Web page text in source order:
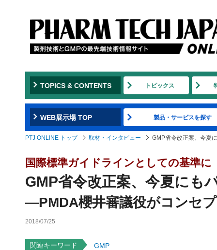
TOPICS & CONTENTS トピックス
WEB展示場 TOP 製品・サービスを探す
PTJ ONLINE トップ 取材・インタビュー GMP省令改正案、今夏
国際標準ガイドラインとしての基準に
GMP省令改正案、今夏にも
―PMDA櫻井審議役がコンセ
2018/07/25
関連キーワード GMP